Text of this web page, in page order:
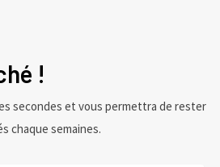
!
secondes et vous permettra de rester
chaque semaines.